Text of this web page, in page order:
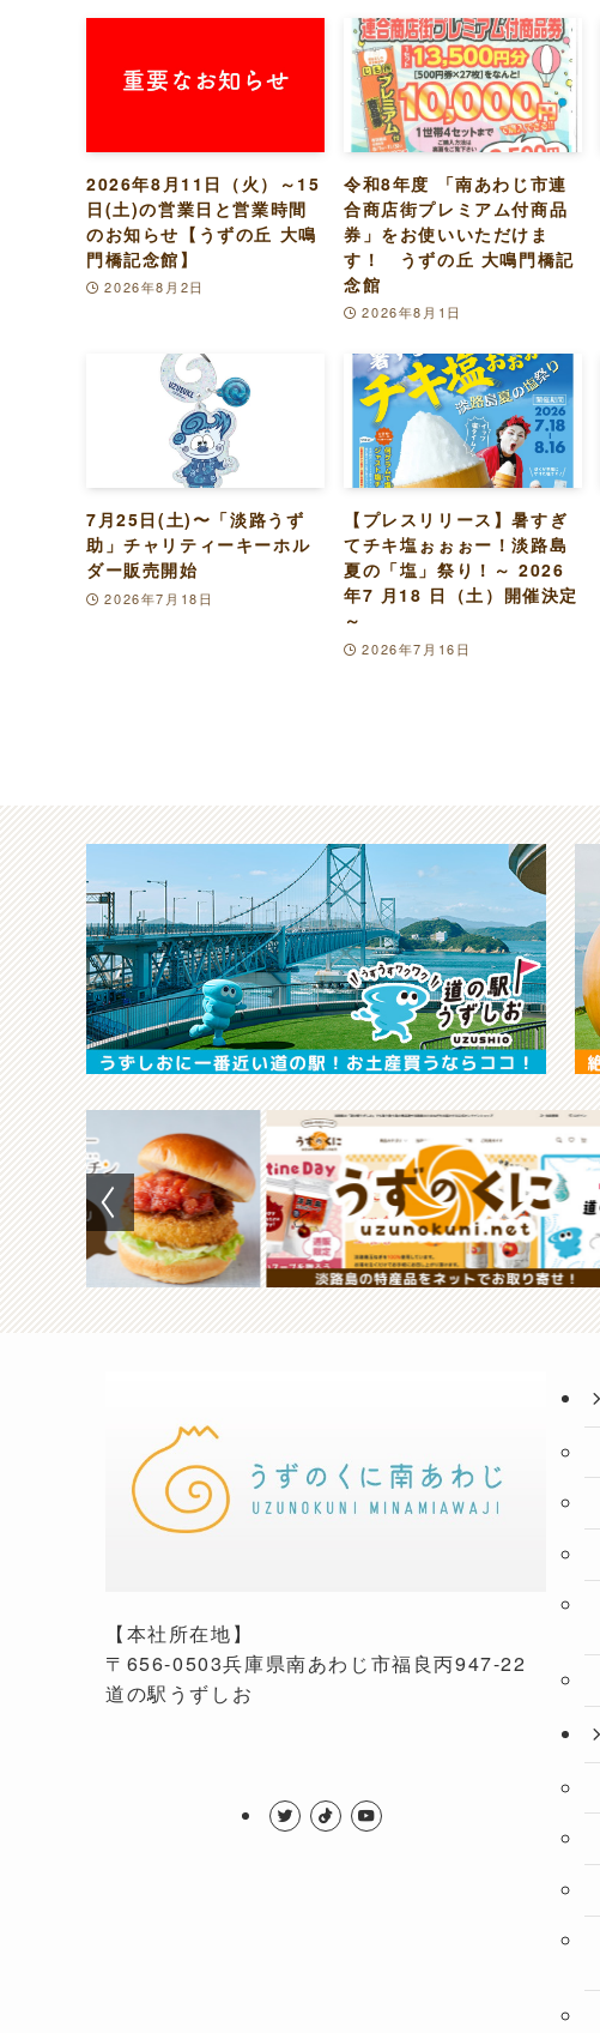
2026年8月11日（火）～15
日(土)の営業日と営業時間
のお知らせ【うずの丘 大鳴
門橋記念館】
2026年8月2日
令和8年度 「南あわじ市連
合商店街プレミアム付商品
券」をお使いいただけま
す！ うずの丘 大鳴門橋記
念館
2026年8月1日
7月25日(土)〜「淡路うず
助」チャリティーキーホル
ダー販売開始
2026年7月18日
【プレスリリース】暑すぎ
てチキ塩ぉぉぉー！淡路島
夏の「塩」祭り！～ 2026
年7 月18 日（土）開催決定
～
2026年7月16日
【本社所在地】
〒656-0503兵庫県南あわじ市福良丙947-22
道の駅うずしお